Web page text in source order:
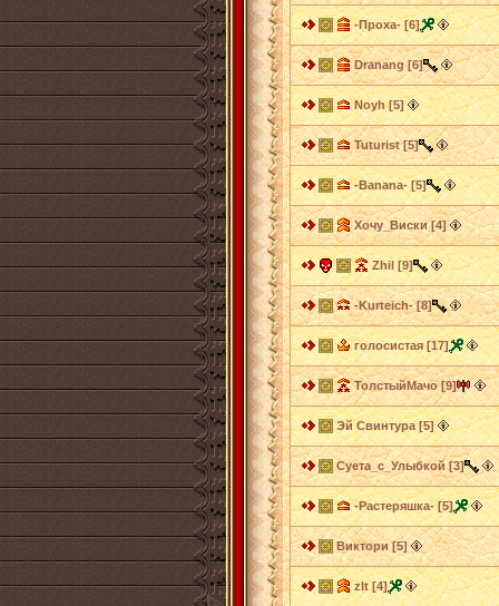
-Проха- [6]
Dranang [6]
Noyh [5]
Tuturist [5]
-Banana- [5]
Хочу_Виски [4]
Zhil [9]
-Kurteich- [8]
голосистая [17]
ТолстыйМачо [9]
Эй Свинтура [5]
Суета_с_Улыбкой [3]
-Растеряшка- [5]
Виктори [5]
zlt [4]